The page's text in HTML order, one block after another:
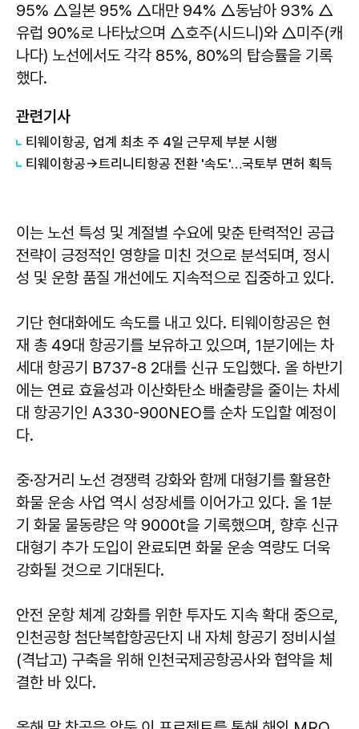
95% △일본 95% △대만 94% △동남아 93% △
유럽 90%로 나타났으며 △호주(시드니)와 △미주(캐
나다) 노선에서도 각각 85%, 80%의 탑승률을 기록
했다.
관련기사
티웨이항공, 업계 최초 주 4일 근무제 부분 시행
티웨이항공→트리니티항공 전환 '속도'…국토부 면허 획득
이는 노선 특성 및 계절별 수요에 맞춘 탄력적인 공급
전략이 긍정적인 영향을 미친 것으로 분석되며, 정시
성 및 운항 품질 개선에도 지속적으로 집중하고 있다.
기단 현대화에도 속도를 내고 있다. 티웨이항공은 현
재 총 49대 항공기를 보유하고 있으며, 1분기에는 차
세대 항공기 B737-8 2대를 신규 도입했다. 올 하반기
에는 연료 효율성과 이산화탄소 배출량을 줄이는 차세
대 항공기인 A330-900NEO를 순차 도입할 예정이
다.
중·장거리 노선 경쟁력 강화와 함께 대형기를 활용한
화물 운송 사업 역시 성장세를 이어가고 있다. 올 1분
기 화물 물동량은 약 9000t을 기록했으며, 향후 신규
대형기 추가 도입이 완료되면 화물 운송 역량도 더욱
강화될 것으로 기대된다.
안전 운항 체계 강화를 위한 투자도 지속 확대 중으로,
인천공항 첨단복합항공단지 내 자체 항공기 정비시설
(격납고) 구축을 위해 인천국제공항공사와 협약을 체
결한 바 있다.